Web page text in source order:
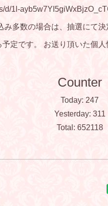
d/1l-
多数の場合は、抽選にて決
定です。 お送り頂いた個
Counter
Today: 247
Yesterday: 311
Total: 652118